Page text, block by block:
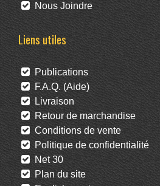
Nous Joindre
Liens utiles
Publications
F.A.Q. (Aide)
Livraison
Retour de marchandise
Conditions de vente
Politique de confidentialité
Net 30
Plan du site